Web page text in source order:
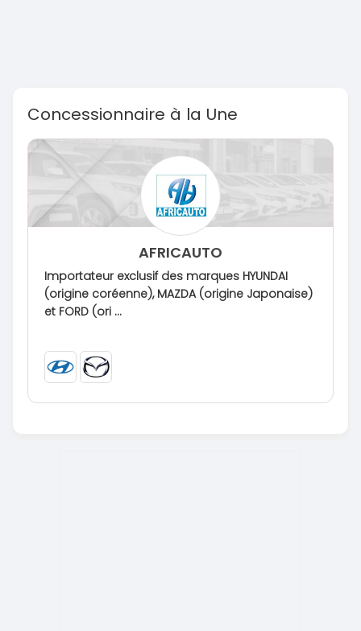
Concessionnaire à la Une
AFRICAUTO
Importateur exclusif des marques HYUNDAI
(origine coréenne), MAZDA (origine Japonaise)
et FORD (ori ...